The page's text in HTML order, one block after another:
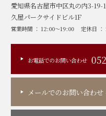
愛知県名古屋市中区丸の内3-19-
久屋パークサイドビル1F
営業時間 ： 12:00～19:00 定休日 ：
お電話でのお問い合わせ
メールでのお問い合わせ